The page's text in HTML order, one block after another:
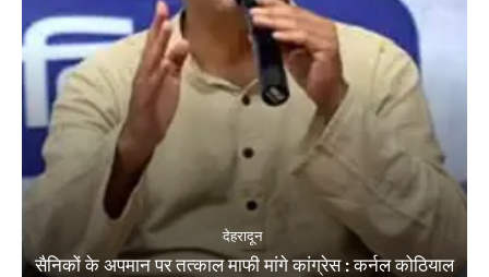
देहरादून
सैनिकों के अपमान पर तत्काल माफी मांगे कांग्रेस : कर्नल कोठियाल